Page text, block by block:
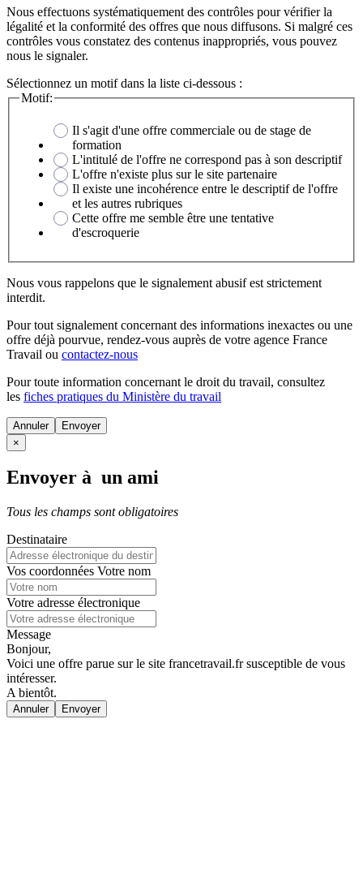
Nous effectuons systématiquement des contrôles pour vérifier la
légalité et la conformité des offres que nous diffusons. Si malgré ces
contrôles vous constatez des contenus inappropriés, vous pouvez
nous le signaler.
Sélectionnez un motif dans la liste ci-dessous :
Motif:
Il s'agit d'une offre commerciale ou de stage de
formation
L'intitulé de l'offre ne correspond pas à son descriptif
L'offre n'existe plus sur le site partenaire
Il existe une incohérence entre le descriptif de l'offre
et les autres rubriques
Cette offre me semble être une tentative
d'escroquerie
Nous vous rappelons que le signalement abusif est strictement
interdit.
Pour tout signalement concernant des informations inexactes ou une
offre déjà pourvue, rendez-vous auprès de votre agence France
Travail ou contactez-nous
Pour toute information concernant le droit du travail, consultez
les fiches pratiques du Ministère du travail
Annuler
×
Envoyer à un ami
Tous les champs sont obligatoires
Destinataire
Vos coordonnées Votre nom
Votre adresse électronique
Message
Bonjour,
Voici une offre parue sur le site francetravail.fr susceptible de vous
intéresser.
A bientôt.
Annuler